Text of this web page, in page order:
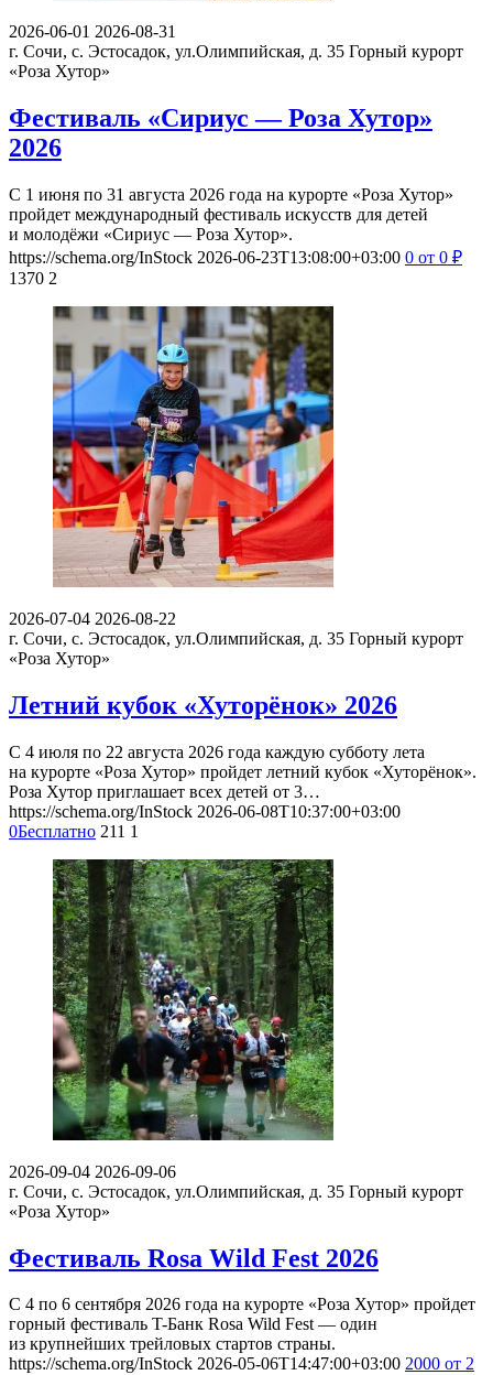
2026-06-01 2026-08-31
г. Сочи, с. Эстосадок, ул.Олимпийская, д. 35 Горный курорт
«Роза Хутор»
Фестиваль «Сириус — Роза Хутор»
2026
С 1 июня по 31 августа 2026 года на курорте «Роза Хутор»
пройдет международный фестиваль искусств для детей
и молодёжи «Сириус — Роза Хутор».
https://schema.org/InStock 2026-06-23T13:08:00+03:00 0 от 0 ₽
1370 2
2026-07-04 2026-08-22
г. Сочи, с. Эстосадок, ул.Олимпийская, д. 35 Горный курорт
«Роза Хутор»
Летний кубок «Хуторёнок» 2026
С 4 июля по 22 августа 2026 года каждую субботу лета
на курорте «Роза Хутор» пройдет летний кубок «Хуторёнок».
Роза Хутор приглашает всех детей от 3…
https://schema.org/InStock 2026-06-08T10:37:00+03:00
0Бесплатно 211 1
2026-09-04 2026-09-06
г. Сочи, с. Эстосадок, ул.Олимпийская, д. 35 Горный курорт
«Роза Хутор»
Фестиваль Rosa Wild Fest 2026
С 4 по 6 сентября 2026 года на курорте «Роза Хутор» пройдет
горный фестиваль T-Банк Rosa Wild Fest — один
из крупнейших трейловых стартов страны.
https://schema.org/InStock 2026-05-06T14:47:00+03:00 2000 от 2